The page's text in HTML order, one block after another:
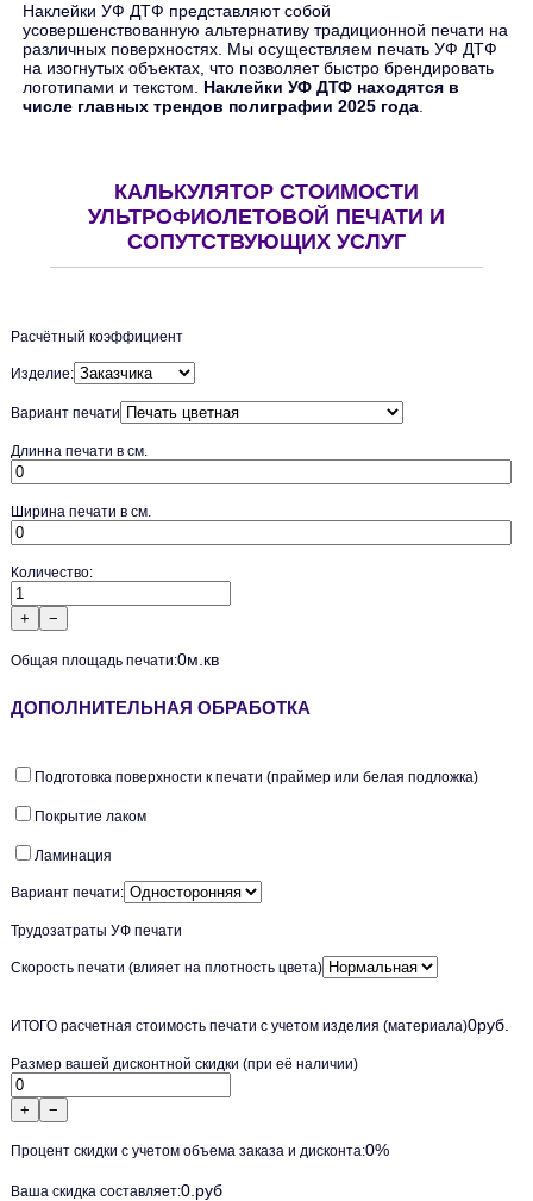
Наклейки УФ ДТФ представляют собой
усовершенствованную альтернативу традиционной печати на
различных поверхностях. Мы осуществляем печать УФ ДТФ
на изогнутых объектах, что позволяет быстро брендировать
логотипами и текстом. Наклейки УФ ДТФ находятся в
числе главных трендов полиграфии 2025 года.
КАЛЬКУЛЯТОР СТОИМОСТИ
УЛЬТРОФИОЛЕТОВОЙ ПЕЧАТИ И
СОПУТСТВУЮЩИХ УСЛУГ
Расчётный коэффициент
Изделие:
Вариант печати
Длинна печати в см.
Ширина печати в см.
Количество:
+ −
Общая площадь печати:0м.кв
ДОПОЛНИТЕЛЬНАЯ ОБРАБОТКА
Подготовка поверхности к печати (праймер или белая подложка)
Покрытие лаком
Ламинация
Вариант печати:
Трудозатраты УФ печати
Скорость печати (влияет на плотность цвета)
ИТОГО расчетная стоимость печати c учетом изделия (материала)0руб.
Размер вашей дисконтной скидки (при её наличии)
+ −
Процент скидки с учетом объема заказа и дисконта:0%
Ваша скидка составляет:0.руб